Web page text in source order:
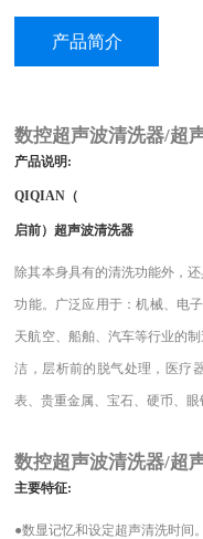
产品简介
数控超声波清洗器/超
产品说明 :
QIQIAN（
启前）超声波清洗器
除其本身具有的清洗功能外，
功能。广泛应用于：机械、电
天航空、船舶、汽车等行业的
洁，层析前的脱气处理，医疗
表、贵重金属、宝石、硬币、眼
数控超声波清洗器/超
主要特征:
●数显记忆和设定超声清洗时间。